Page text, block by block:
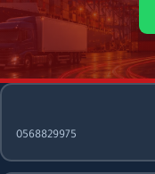
0568829975